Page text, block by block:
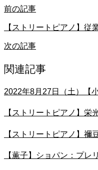
前の記事
【ストリートピアノ】
次の記事
関連記事
2022年8月27日（土）【
【ストリートピアノ】栄
【ストリートピアノ】
【薫子】ショパン：プレ